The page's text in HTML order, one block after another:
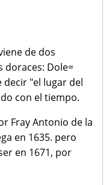
de dos
Dole=
decir "el lugar del
con el tiempo.
Fray Antonio de la
en 1635. pero
en 1671, por